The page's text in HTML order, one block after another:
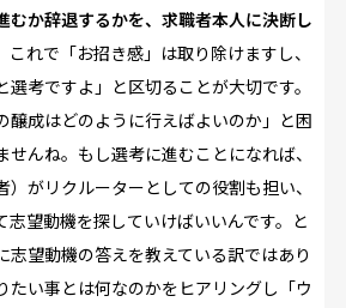
むか辞退するかを、求職者本人に決断し
これで「お招き感」は取り除けますし、
選考ですよ」と区切ることが大切です。
醸成はどのように行えばよいのか」と困
せんね。もし選考に進むことになれば、
がリクルーターとしての役割も担い、
志望動機を探していけばいいんです。と
志望動機の答えを教えている訳ではあり
たい事とは何なのかをヒアリングし「ウ